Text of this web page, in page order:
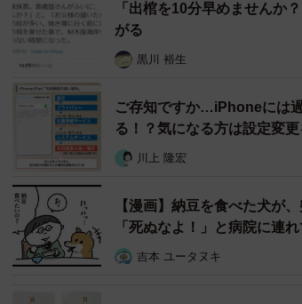
や配達予定日時を日本郵便のＬＩＮＥアカ
事前に知らせる仕組みだ。予定日時での受
も可能。「便利に荷物を受け取りたい」と
う。確かに便利ではある。
しかし、記者は「ｅお届け通知」に登録し
い警戒してしまった。思いあたる節がない
てしまう、なんてことになりかねない。一
か。
「出棺を10分早めませんか
がる
黒川 裕生
ご存知ですか…iPhoneには
る！？気になる方は設定変更
川上 隆宏
【漫画】納豆を食べた犬が
「死ぬなよ！」と病院に連
吉本 ユータヌキ